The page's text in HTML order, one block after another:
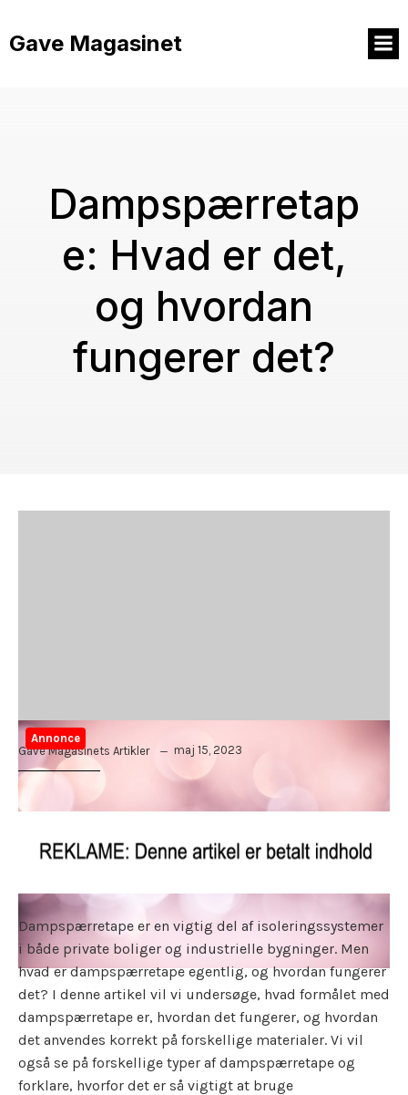
indhold
Gave Magasinet
Dampspærretap
e: Hvad er det,
og hvordan
fungerer det?
Annonce
Gave Magasinets Artikler
maj 15, 2023
Dampspærretape er en vigtig del af isoleringssystemer
i både private boliger og industrielle bygninger. Men
hvad er dampspærretape egentlig, og hvordan fungerer
det? I denne artikel vil vi undersøge, hvad formålet med
dampspærretape er, hvordan det fungerer, og hvordan
det anvendes korrekt på forskellige materialer. Vi vil
også se på forskellige typer af dampspærretape og
forklare, hvorfor det er så vigtigt at bruge